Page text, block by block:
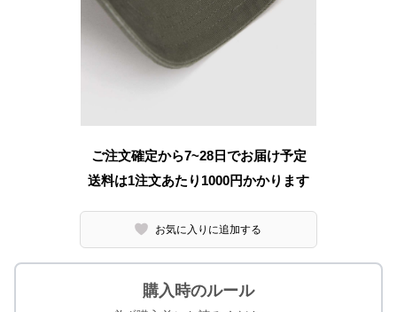
ご注文確定から7~28日でお届け予定
送料は1注文あたり 1000円かかります
お気に入りに追加する
購入時のルール